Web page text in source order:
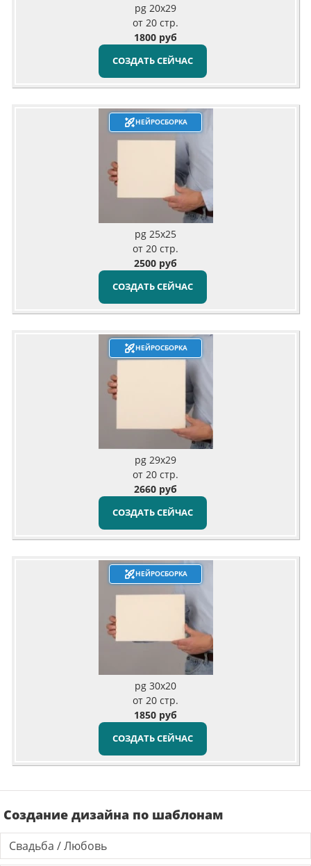
pg 20x29
от 20 стр.
1800 руб
СОЗДАТЬ СЕЙЧАС
НЕЙРОСБОРКА
pg 25x25
от 20 стр.
2500 руб
СОЗДАТЬ СЕЙЧАС
НЕЙРОСБОРКА
pg 29x29
от 20 стр.
2660 руб
СОЗДАТЬ СЕЙЧАС
НЕЙРОСБОРКА
pg 30x20
от 20 стр.
1850 руб
СОЗДАТЬ СЕЙЧАС
Создание дизайна по шаблонам
Свадьба / Любовь